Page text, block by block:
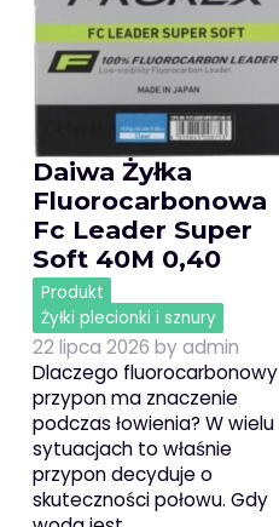
Daiwa Żyłka
Fluorocarbonowa
Fc Leader Super
Soft 40M 0,40
Produkt
Żyłki plecionki i sznury
22 lipca 2026 byadmin
Dlaczego fluorocarbonowy
przypon ma znaczenie
podczas łowienia? W wielu
sytuacjach to właśnie
przypon decyduje o
skuteczności połowu. Gdy